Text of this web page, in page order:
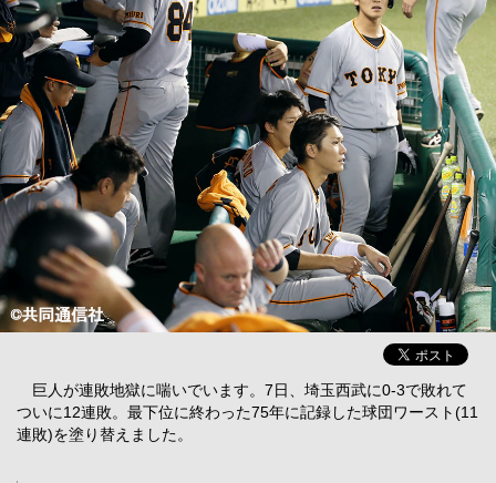
巨人が連敗地獄に喘いでいます。7日、埼玉西武に0-3で敗れて
ついに12連敗。最下位に終わった75年に記録した球団ワースト(11
連敗)を塗り替えました。